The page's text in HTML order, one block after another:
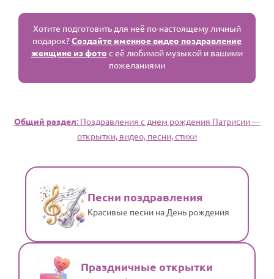
Хотите подготовить для неё по-настоящему личный
подарок?Создайте именное видео поздравление
женщине из фото с её любимой музыкой и вашими
пожеланиями
Общий раздел: Поздравления с днем рождения Патрисии —
открытки, видео, песни, стихи
Песни поздравления
Красивые песни на День рождения
Праздничные открытки